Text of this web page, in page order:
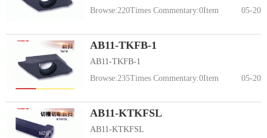
Browse:220Times Commentary:0Item 05-20
AB11-TKFB-1
AB11-TKFB-1
Browse:235Times Commentary:0Item 05-20
AB11-KTKFSL
AB11-KTKFSL